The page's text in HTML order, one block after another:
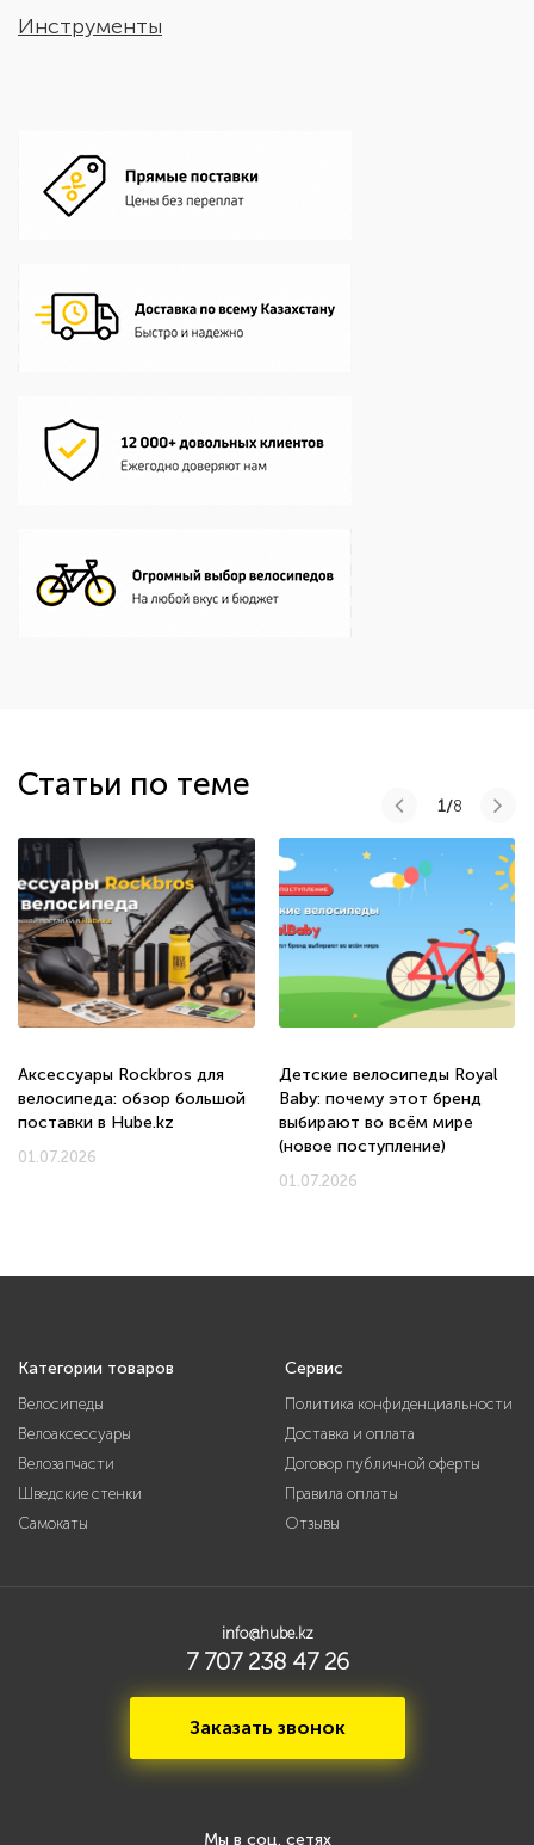
Инструменты
Статьи по теме
Аксессуары Rockbros для
велосипеда: обзор большой
поставки в Hube.kz
01.07.2026
Детские велосипеды Royal
Baby: почему этот бренд
выбирают во всём мире
(новое поступление)
01.07.2026
1/8
Категории товаров
Велосипеды
Велоаксессуары
Велозапчасти
Шведские стенки
Самокаты
Сервис
Политика конфиденциальности
Доставка и оплата
Договор публичной оферты
Правила оплаты
Отзывы
info@hube.kz
7 707 238 47 26
Заказать звонок
Мы в соц. сетях